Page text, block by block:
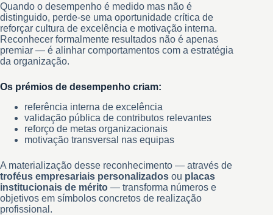
Quando o desempenho é medido mas não é
distinguido, perde-se uma oportunidade crítica de
reforçar cultura de excelência e motivação interna.
Reconhecer formalmente resultados não é apenas
premiar — é alinhar comportamentos com a estratégia
da organização.
Os prémios de desempenho criam:
referência interna de excelência
validação pública de contributos relevantes
reforço de metas organizacionais
motivação transversal nas equipas
A materialização desse reconhecimento — através de
troféus empresariais personalizados ou placas
institucionais de mérito — transforma números e
objetivos em símbolos concretos de realização
profissional.